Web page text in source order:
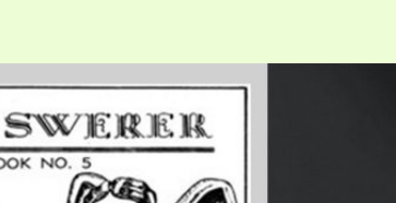
IOS APPS
THE SHEPHERD’S ROD IN EPUB
FORMAT
SPIRIT OF PROPHECY EXCERPTS
ALLE VIDEO'S
SCHOOL OF THE PROPHETS